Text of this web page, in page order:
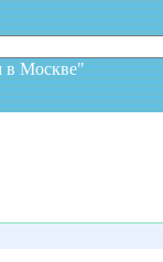
в Москве"